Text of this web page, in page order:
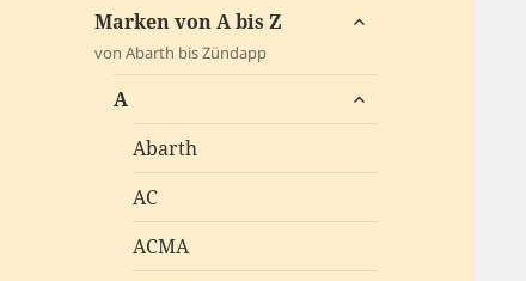
Marken von A bis Z
von Abarth bis Zündapp
untermenü
A
untermenü
Abarth
AC
ACMA